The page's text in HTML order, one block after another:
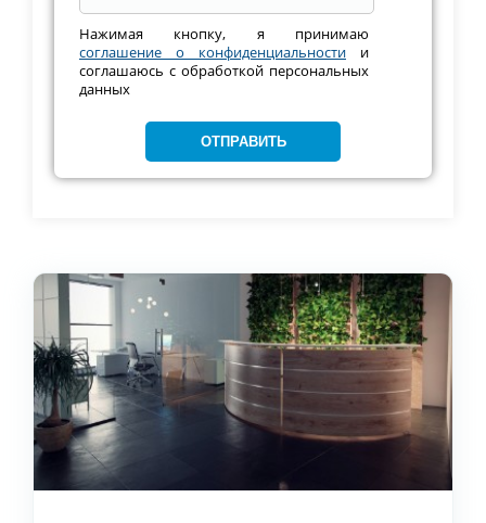
Нажимая кнопку, я принимаю
соглашение о конфиденциальности и
соглашаюсь с обработкой персональных
данных